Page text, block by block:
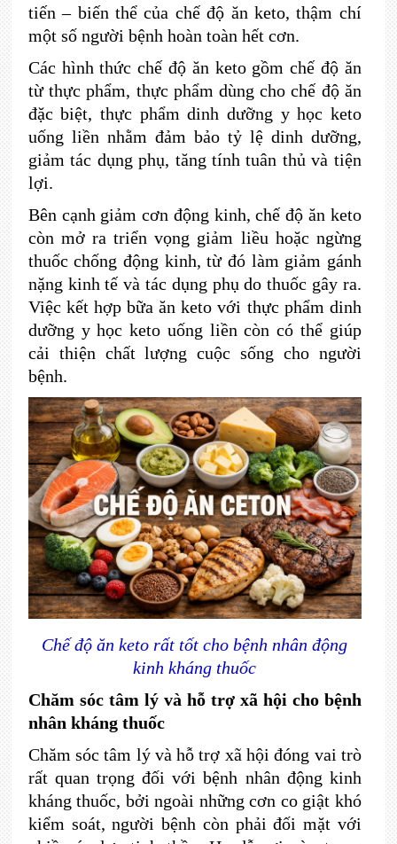
tiến – biến thể của chế độ ăn keto, thậm chí
một số người bệnh hoàn toàn hết cơn.
Các hình thức chế độ ăn keto gồm chế độ ăn
từ thực phẩm, thực phẩm dùng cho chế độ ăn
đặc biệt, thực phẩm dinh dưỡng y học keto
uống liền nhằm đảm bảo tỷ lệ dinh dưỡng,
giảm tác dụng phụ, tăng tính tuân thủ và tiện
lợi.
Bên cạnh giảm cơn động kinh, chế độ ăn keto
còn mở ra triển vọng giảm liều hoặc ngừng
thuốc chống động kinh, từ đó làm giảm gánh
nặng kinh tế và tác dụng phụ do thuốc gây ra.
Việc kết hợp bữa ăn keto với thực phẩm dinh
dưỡng y học keto uống liền còn có thể giúp
cải thiện chất lượng cuộc sống cho người
bệnh.
Chế độ ăn keto rất tốt cho bệnh nhân động
kinh kháng thuốc
Chăm sóc tâm lý và hỗ trợ xã hội cho bệnh
nhân kháng thuốc
Chăm sóc tâm lý và hỗ trợ xã hội đóng vai trò
rất quan trọng đối với bệnh nhân động kinh
kháng thuốc, bởi ngoài những cơn co giật khó
kiểm soát, người bệnh còn phải đối mặt với